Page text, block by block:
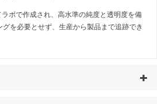
ボで作成され、高水準の純度と透明度を備
を必要とせず、生産から製品まで追跡でき